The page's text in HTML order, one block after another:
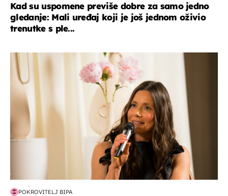
Kad su uspomene previše dobre za samo jedno
gledanje: Mali uređaj koji je još jednom oživio
trenutke s ple...
moda & ljepota
POKROVITELJ BIPA